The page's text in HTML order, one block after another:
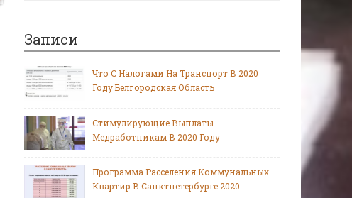
Записи
Что С Налогами На Транспорт В 2020
Году Белгородская Область
Стимулирующие Выплаты
Медработникам В 2020 Году
Программа Расселения Коммунальных
Квартир В Санктпетербурге 2020